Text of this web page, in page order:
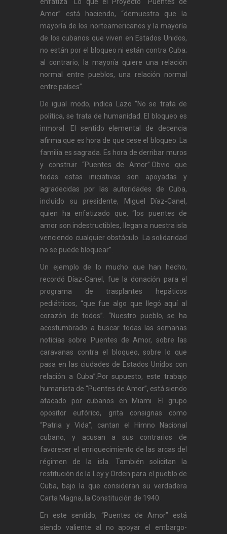
Amor” está haciendo, “demuestra que la
mayoría de los norteamericanos y la mayoría
de los cubanos que viven en Estados Unidos,
no están por el bloqueo ni están contra Cuba;
al contrario, la mayoría quiere una relación
normal entre pueblos, una relación normal
entre países”.
De igual modo, indica Lazo “No se trata de
política, se trata de humanidad. El bloqueo es
inmoral. El sentido elemental de decencia
afirma que es hora de que cese el bloqueo. La
familia es sagrada. Es hora de derribar muros
y construir “Puentes de Amor”.Obvio que
todas estas iniciativas son apoyadas y
agradecidas por las autoridades de Cuba,
incluido su presidente, Miguel Díaz-Canel,
quien ha enfatizado que, “los puentes de
amor son indestructibles, llegan a nuestra isla
venciendo cualquier obstáculo. La solidaridad
no se puede bloquear”.
Un ejemplo de lo mucho que han hecho,
recordó Díaz-Canel, fue la donación para el
programa de trasplantes hepáticos
pediátricos, “que fue algo que llegó aquí al
corazón de todos”. “Nuestro pueblo, se ha
acostumbrado a buscar todas las semanas
noticias sobre Puentes de Amor, sobre las
caravanas contra el bloqueo, sobre lo que
pasa en las ciudades de Estados Unidos con
relación a Cuba”.Por supuesto, este trabajo
humanista de “Puentes de Amor”, está siendo
atacado por cubanos en Miami. El grupo
opositor eufórico, grita consignas como
“Patria y Vida”, cantan el Himno Nacional
cubano, y acusan a sus contrarios de
favorecer el enriquecimiento de las arcas del
régimen de la isla. También solicitan la
restitución de la Ley y Orden para el pueblo de
Cuba, bajo la que consideran su verdadera
Carta Magna, la Constitución de 1940.
En este sentido, “Puentes de Amor” está
siendo valiente al no apoyar el embargo-